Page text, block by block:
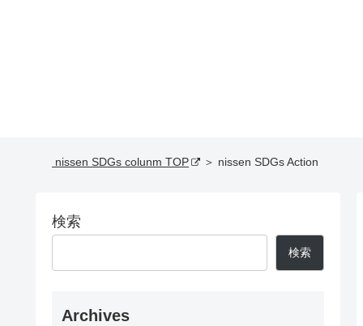
nissen SDGs colunm TOP ＞ nissen SDGs Action
検索
検索
Archives